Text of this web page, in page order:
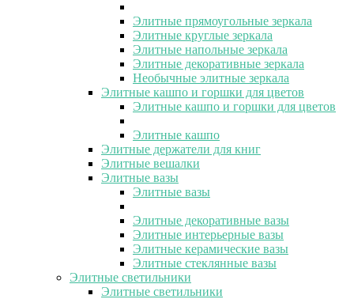
Элитные прямоугольные зеркала
Элитные круглые зеркала
Элитные напольные зеркала
Элитные декоративные зеркала
Необычные элитные зеркала
Элитные кашпо и горшки для цветов
Элитные кашпо и горшки для цветов
Элитные кашпо
Элитные держатели для книг
Элитные вешалки
Элитные вазы
Элитные вазы
Элитные декоративные вазы
Элитные интерьерные вазы
Элитные керамические вазы
Элитные стеклянные вазы
Элитные светильники
Элитные светильники